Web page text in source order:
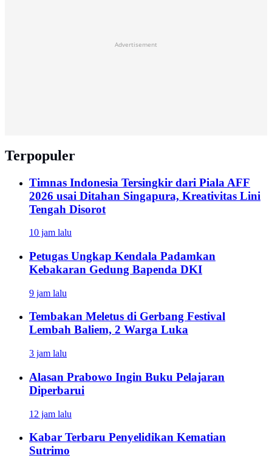
Advertisement
Terpopuler
Timnas Indonesia Tersingkir dari Piala AFF
2026 usai Ditahan Singapura, Kreativitas Lini
Tengah Disorot
10 jam lalu
Petugas Ungkap Kendala Padamkan
Kebakaran Gedung Bapenda DKI
9 jam lalu
Tembakan Meletus di Gerbang Festival
Lembah Baliem, 2 Warga Luka
3 jam lalu
Alasan Prabowo Ingin Buku Pelajaran
Diperbarui
12 jam lalu
Kabar Terbaru Penyelidikan Kematian
Sutrimo